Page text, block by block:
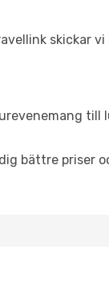
skickar
till
bättre priser